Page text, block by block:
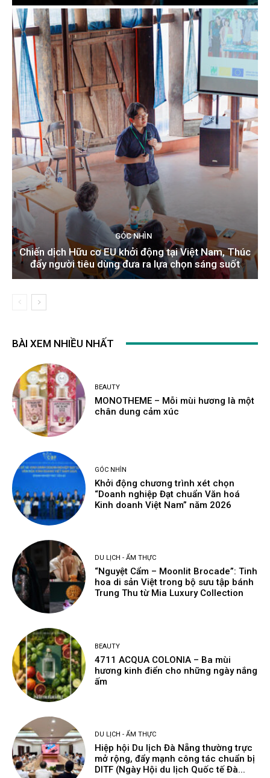
GÓC NHÌN
Chiến dịch Hữu cơ EU khởi động tại Việt Nam, Thúc
đẩy người tiêu dùng đưa ra lựa chọn sáng suốt
BÀI XEM NHIỀU NHẤT
BEAUTY
MONOTHEME – Mỗi mùi hương là một
chân dung cảm xúc
GÓC NHÌN
Khởi động chương trình xét chọn
“Doanh nghiệp Đạt chuẩn Văn hoá
Kinh doanh Việt Nam” năm 2026
DU LỊCH - ẨM THỰC
“Nguyệt Cẩm – Moonlit Brocade”: Tinh
hoa di sản Việt trong bộ sưu tập bánh
Trung Thu từ Mia Luxury Collection
BEAUTY
4711 ACQUA COLONIA – Ba mùi
hương kinh điển cho những ngày nắng
ấm
DU LỊCH - ẨM THỰC
Hiệp hội Du lịch Đà Nẵng thường trực
mở rộng, đẩy mạnh công tác chuẩn bị
DITF (Ngày Hội du lịch Quốc tế Đà...